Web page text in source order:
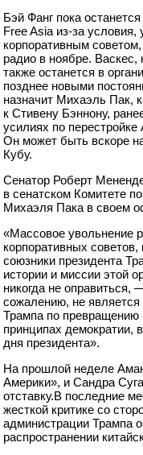
Бэй Фанг пока
Free Asia из-за
корпоративным
радио в ноябре.
также останется в
позднее новыми
назначит Михаэль Пак,
к Стивену Бэннону,
усилиях по
Он может быть вскоре
Кубу.
Сенатор Роберт
в сенатском Комитете
Михаэля Пака в своем
«Массовое увольнение
корпоративных
союзники президента
истории и миссии этой
никогда не
сожалению, не
Трампа по
принципах демократии,
дня президента».
На прошлой неделе
Америки», и Сандра
отставку.В последние
жесткой критике со
администрации Трампа
распространении